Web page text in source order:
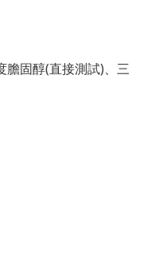
膽固醇(直接測試)、三